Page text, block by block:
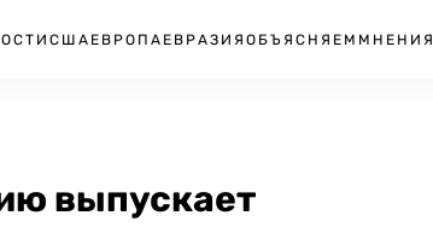
США ЕВРОПА ЕВРАЗИЯ ОБЪЯСНЯЕМ МНЕНИЯ
выпускает